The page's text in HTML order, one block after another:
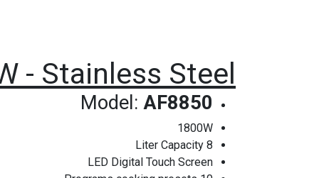
- Stainless Steel
Model: AF8850
1800W
8 Liter Capacity
LED Digital Touch Screen